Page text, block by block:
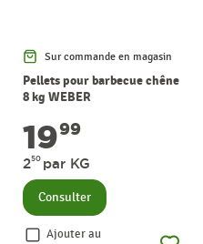
Sur commande en magasin
Pellets pour barbecue chêne
8 kg WEBER
1999
250 par KG
Consulter
Ajouter au